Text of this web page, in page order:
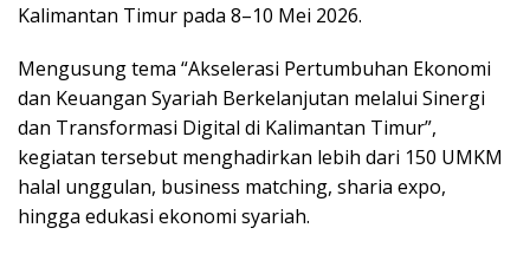
Kalimantan Timur pada 8–10 Mei 2026.
Mengusung tema “Akselerasi Pertumbuhan Ekonomi
dan Keuangan Syariah Berkelanjutan melalui Sinergi
dan Transformasi Digital di Kalimantan Timur”,
kegiatan tersebut menghadirkan lebih dari 150 UMKM
halal unggulan, business matching, sharia expo,
hingga edukasi ekonomi syariah.